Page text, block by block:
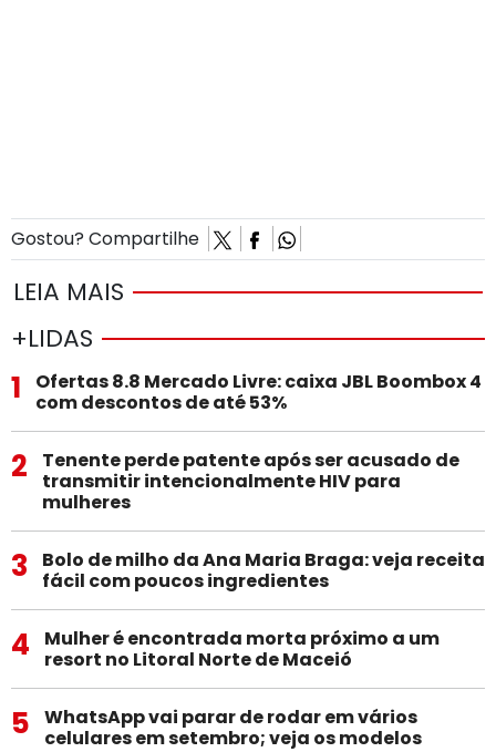
Gostou? Compartilhe
LEIA MAIS
+LIDAS
1
Ofertas 8.8 Mercado Livre: caixa JBL Boombox 4
com descontos de até 53%
2
Tenente perde patente após ser acusado de
transmitir intencionalmente HIV para
mulheres
3
Bolo de milho da Ana Maria Braga: veja receita
fácil com poucos ingredientes
4
Mulher é encontrada morta próximo a um
resort no Litoral Norte de Maceió
5
WhatsApp vai parar de rodar em vários
celulares em setembro; veja os modelos